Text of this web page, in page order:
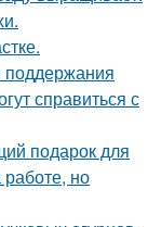
поддержания
справиться с
подарок для
работе, но